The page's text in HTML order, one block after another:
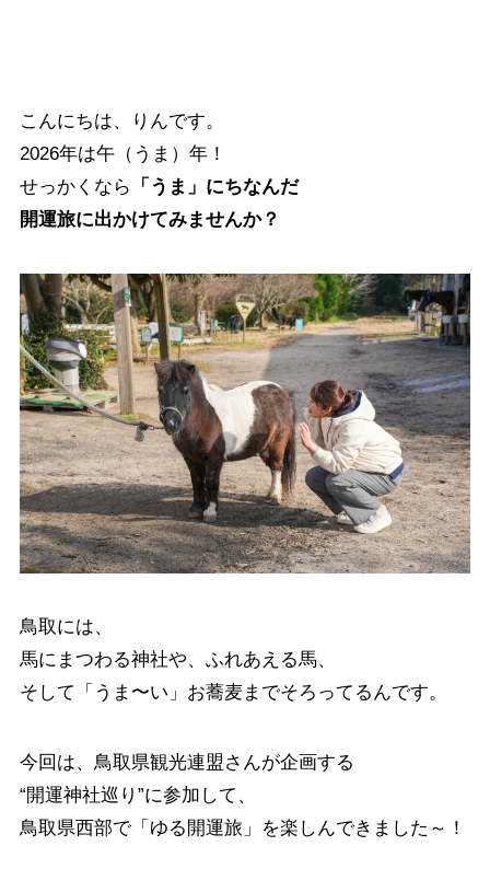
こんにちは、りんです。
2026年は午（うま）年！
せっかくなら
「うま」にちなんだ
開運旅に出かけてみませんか？
鳥取には、
馬にまつわる神社や、ふれあえる馬、
そして「うま〜い」お蕎麦までそろってるんです。
今回は、鳥取県観光連盟さんが企画する
“開運神社巡り”に参加して、
鳥取県西部で「ゆる開運旅」を楽しんできました～！